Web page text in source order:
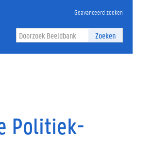
Geavanceerd zoeken
Zoeken
Politiek-